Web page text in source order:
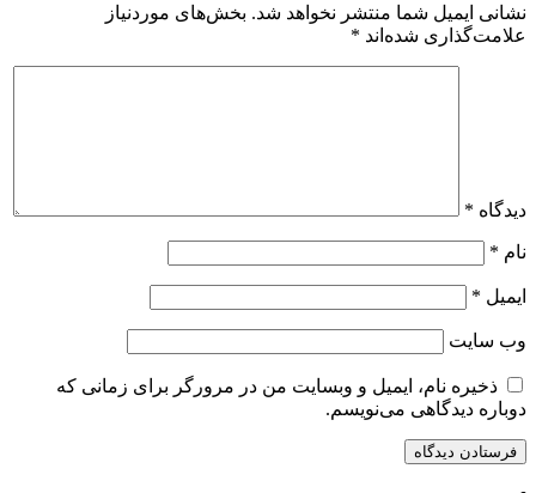
نشانی ایمیل شما منتشر نخواهد شد. بخش‌های موردنیاز
علامت‌گذاری شده‌اند *
دیدگاه *
نام *
ایمیل *
وب‌ سایت
ذخیره نام، ایمیل و وبسایت من در مرورگر برای زمانی که
دوباره دیدگاهی می‌نویسم.